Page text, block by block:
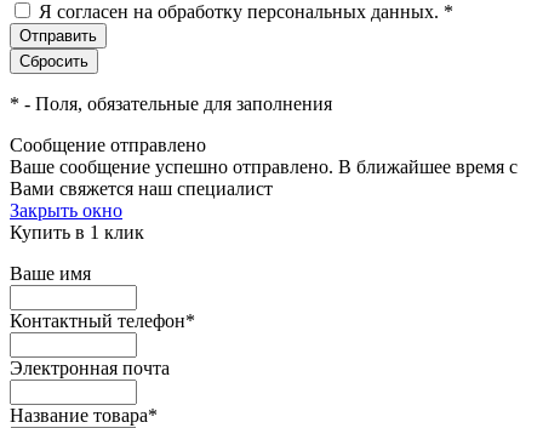
Я согласен на обработку персональных данных. *
* - Поля, обязательные для заполнения
Сообщение отправлено
Ваше сообщение успешно отправлено. В ближайшее время с
Вами свяжется наш специалист
Закрыть окно
Купить в 1 клик
Ваше имя
Контактный телефон*
Электронная почта
Название товара*